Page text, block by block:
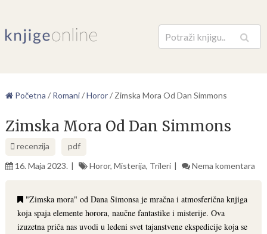
Pretraga
Početna / Romani/Horor/ Zimska Mora Od Dan Simmons
Zimska Mora Od Dan Simmons
recenzija
pdf
16. Maja 2023.
Horor, Misterija, Trileri Nema komentara
"Zimska mora" od Dana Simonsa je mračna i atmosferična knjiga
koja spaja elemente horora, naučne fantastike i misterije. Ova
izuzetna priča nas uvodi u ledeni svet tajanstvene ekspedicije koja se